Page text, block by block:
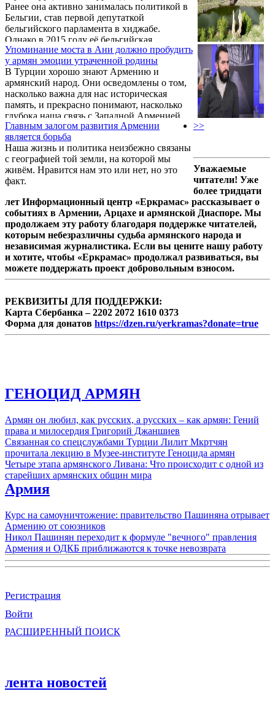
пункты. Одним словом, печальная карта.
Ранее она активно занималась политикой в
Бельгии, став первой депутаткой
бельгийского парламента в хиджабе.
Однако в 2015 году её бельгийская
политическая карьера завершилась — её
исключили из бельгийской партии cdH.
Причиной стало отрицание ею Геноцида
армян.
Упоминание моста в Ани должно пробудить
у армян эмоции утраченной родины
В Турции хорошо знают Армению и
армянский народ. Они осведомлены о том,
насколько важна для нас историческая
память, и прекрасно понимают, насколько
глубока наша связь с Западной Арменией,
находящейся сегодня под контролем
Турции. Об этом заявил тюрколог Варужан
Гегамян.
Главным залогом развития Армении
является борьба
Наша жизнь и политика неизбежно связаны
с географией той земли, на которой мы
живём. Нравится нам это или нет, но это
факт.
>>
Уважаемые
читатели! Уже
более тридцати
лет Информационный центр «Еркрамас» рассказывает о
событиях в Армении, Арцахе и армянской Диаспоре. Мы
продолжаем эту работу благодаря поддержке читателей,
которым небезразличны судьба армянского народа и
независимая журналистика. Если вы цените нашу работу
и хотите, чтобы «Еркрамас» продолжал развиваться, вы
можете поддержать проект добровольным взносом.
РЕКВИЗИТЫ ДЛЯ ПОДДЕРЖКИ:
Карта Сбербанка – 2202 2072 1610 0373
Форма для донатов https://dzen.ru/yerkramas?donate=true
ГЕНОЦИД АРМЯН
Армян он любил, как русских, а русских – как армян: Гений
права и милосердия Григорий Джаншиев
Связанная со спецслужбами Турции Лилит Мкртчян
прочитала лекцию в Музее-институте Геноцида армян
Четыре этапа армянского Ливана: Что происходит с одной из
старейших армянских общин мира
Армия
Курс на самоуничтожение: правительство Пашиняна отрывает
Армению от союзников
Никол Пашинян переходит к формуле "вечного" правления
Армения и ОДКБ приближаются к точке невозврата
Регистрация
Войти
РАСШИРЕННЫЙ ПОИСК
лента новостей